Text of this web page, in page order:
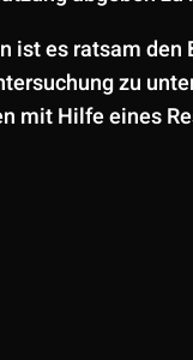
ist es ratsam den
zu
mit Hilfe eines